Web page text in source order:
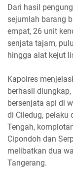
Dari hasil
sejumlah barang
empat, 26 unit
senjata tajam,
hingga alat kejut
Kapolres
berhasil
bersenjata api di
di Ciledug, pelaku
Tengah,
Cipondoh dan
melibatkan dua
Tangerang.